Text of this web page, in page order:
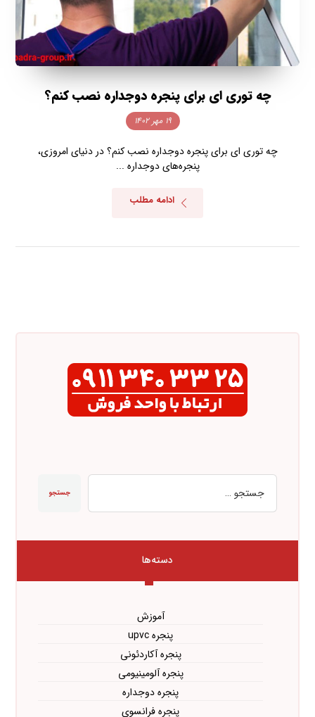
چه توری ای برای پنجره دوجداره نصب کنم؟
۱۹ مهر ۱۴۰۲
چه توری ای برای پنجره دوجداره نصب کنم؟ در دنیای امروزی،
پنجره‌های دوجداره ...
ادامه مطلب
جستجو
دسته‌ها
آموزش
پنجره upvc
پنجره آکاردئونی
پنجره آلومینیومی
پنجره دوجداره
پنجره فرانسوی